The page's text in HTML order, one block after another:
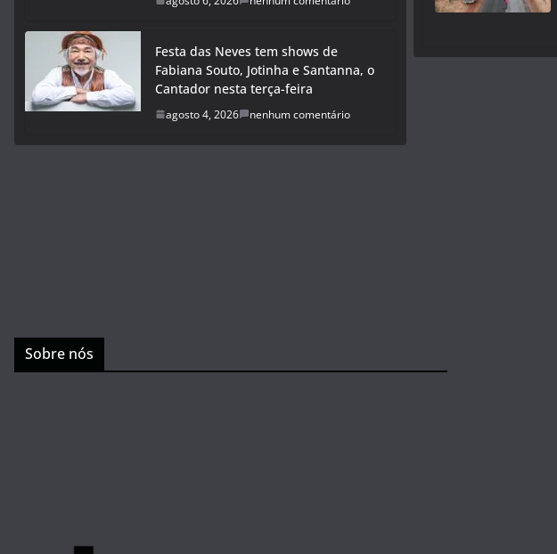
Festa das Neves tem shows de
Fabiana Souto, Jotinha e Santanna, o
Cantador nesta terça-feira
agosto 4, 2026 nenhum comentário
Sobre nós